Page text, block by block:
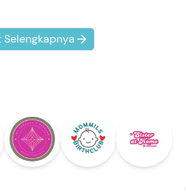
Selengkapnya